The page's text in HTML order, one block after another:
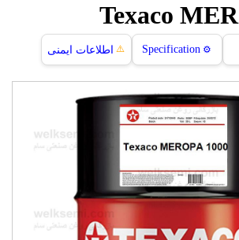
Texaco
⚙️
Specification
⚠️ اطلاعات ایمنی